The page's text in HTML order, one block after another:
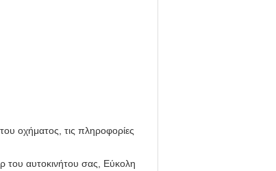
οχήματος, τις πληροφορίες
του αυτοκινήτου σας, Εύκολη